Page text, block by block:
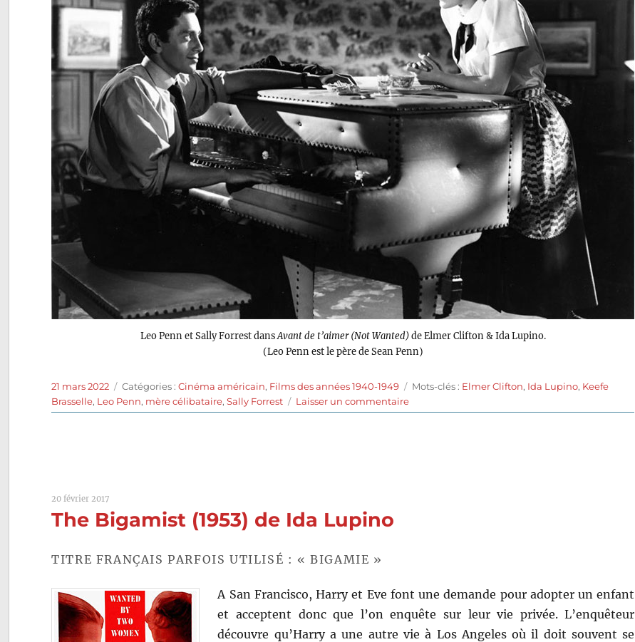
Leo Penn et Sally Forrest dansAvant de t’aimer (Not Wanted)de Elmer Clifton & Ida Lupino.
(Leo Penn est le père de Sean Penn)
Publié
le
21 mars 2022 Catégories
Catégories :Cinéma américain, Films des années 1940-1949 Étiquettes
Mots-clés : Elmer Clifton, Ida Lupino, Keefe
Brasselle, Leo Penn, mère célibataire,Sally Forrest Laisser un commentairesur
Avant
20 février 2017
The Bigamist (1953) de Ida Lupino
TITRE FRANÇAIS PARFOIS UTILISÉ : « BIGAMIE »
A San Francisco, Harry et Eve font une demande pour adopter un enfant
et acceptent donc que l’on enquête sur leur vie privée. L’enquêteur
découvre qu’Harry a une autre vie à Los Angeles où il doit souvent se